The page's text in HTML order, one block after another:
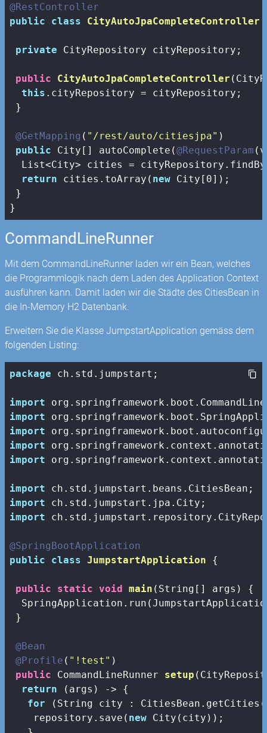
@RestController
public
class CityAutoJpaCompleteController
private CityRepository cityRepository;
public CityAutoJpaCompleteController
this .cityRepository = cityRepository;
}
@GetMapping ( "/rest/auto/citiesjpa" )
public City[] autoComplete(@RequestParam
List<City> cities =
return cities.toArray( new City[ 0]);
}
}
CommandLineRunner
Mit dem CommandLineRunner laden wir ein Bean, welches
die Programmlogik nach dem Laden des Application Context
ausführen kann. Damit laden wir die Städte des CitiesBean in
die In-Memory H2 Datenbank.
Erweitern Sie die Klasse JumpstartApplication gemäss dem
folgenden Listing:
package ch.std.jumpstart;
import
import
import
import
import
import
import
import
@SpringBootApplication
public
class JumpstartApplication {
public static void main (String[] args)
{
}
@Bean
@Profile ( "!test" )
public CommandLineRunner setup
return (args) -> {
for (String city :
    repository.save(
new City(city));